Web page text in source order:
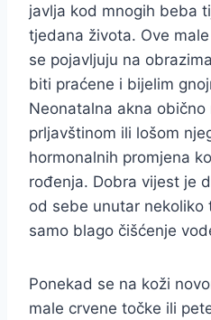
javlja kod mnogih beba
tjedana života. Ove
se pojavljuju na
biti praćene i bijelim
Neonatalna akna obično
prljavštinom ili lošom
hormonalnih promjena
rođenja. Dobra vijest je
od sebe unutar
samo blago čišćenje
Ponekad se na koži
male crvene točke ili